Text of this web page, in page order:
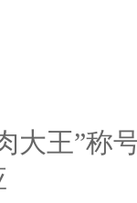
大王”称